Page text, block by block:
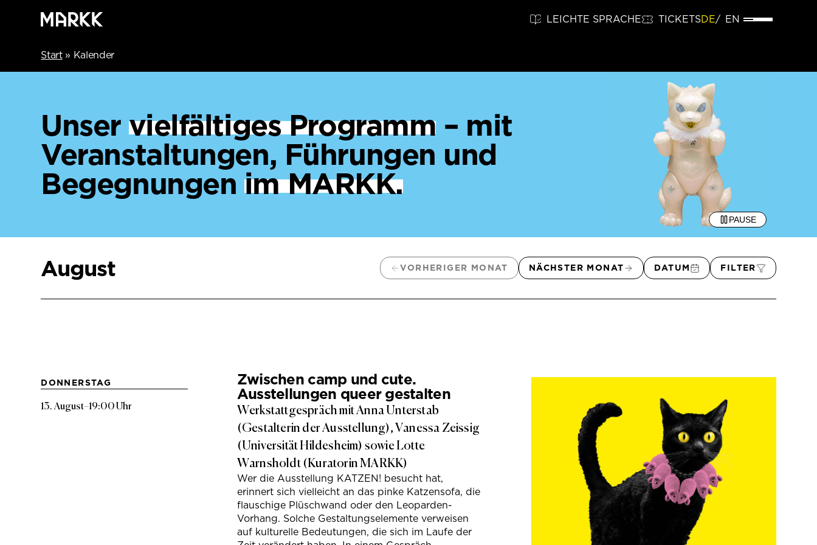
LEICHTE SPRACHE TICKETSDE EN
Start» Kalender
Unser vielfältiges Programm – mit
Veranstaltungen, Führungen und
Begegnungen im MARKK.
PAUSE
August VORHERIGER MONAT NÄCHSTER MONAT DATUM FILTER
DONNERSTAG
13. August–19:00 Uhr
Zwischen camp und cute.
Ausstellungen queer gestalten
Werkstattgespräch mit Anna Unterstab
(Gestalterin der Ausstellung), Vanessa Zeissig
(Universität Hildesheim) sowie Lotte
Warnsholdt (Kuratorin MARKK)
Wer die Ausstellung KATZEN! besucht hat,
erinnert sich vielleicht an das pinke Katzensofa, die
flauschige Plüschwand oder den Leoparden-
Vorhang. Solche Gestaltungselemente verweisen
auf kulturelle Bedeutungen, die sich im Laufe der